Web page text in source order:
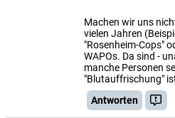
Machen wir uns
vielen Jahren
"Rosenheim-Cops"
WAPOs. Da sind -
manche Personen
"Blutauffrischung"
Antworten